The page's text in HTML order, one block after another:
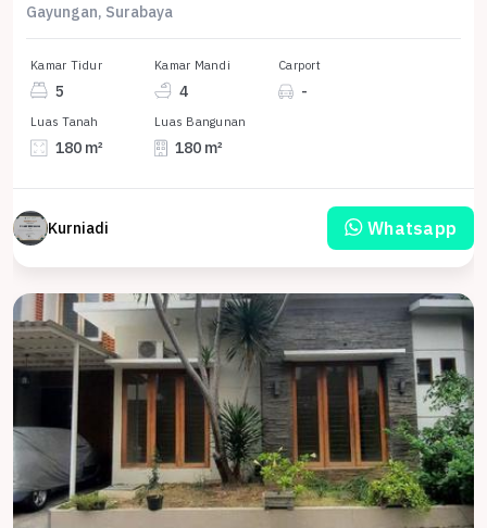
Gayungan, Surabaya
Kamar Tidur
5
Kamar Mandi
4
Carport
-
Luas Tanah
180 m²
Luas Bangunan
180 m²
Kurniadi Whatsapp